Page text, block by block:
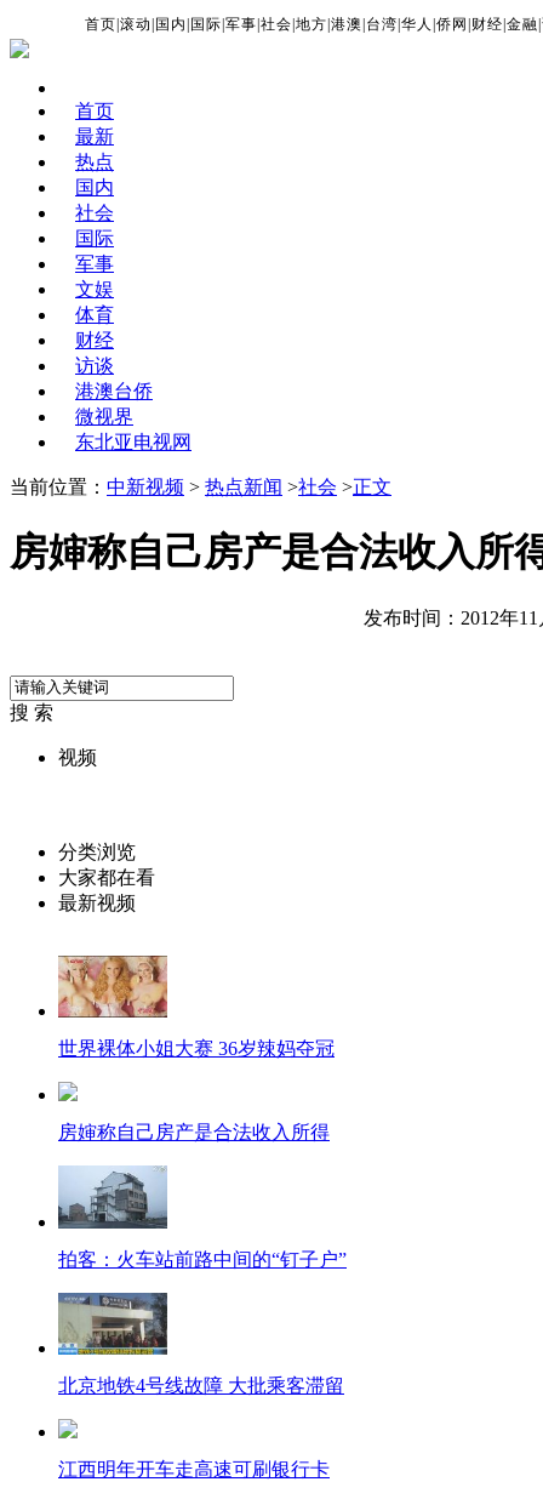
首页 |滚动 国内 国际 |军事 |社会 |地方 |港澳 台湾 |华人 |侨网 财经 |金融 |
首页
最新
热点
国内
社会
国际
军事
文娱
体育
财经
访谈
港澳台侨
微视界
东北亚电视网
当前位置： 中新视频 > 热点新闻 >社会 >正文
房婶称自己房产是合法收入所
发布时间：2012年11
搜 索
视频
分类浏览
大家都在看
最新视频
世界裸体小姐大赛 36岁辣妈夺冠
房婶称自己房产是合法收入所得
拍客：火车站前路中间的“钉子户”
北京地铁4号线故障 大批乘客滞留
江西明年开车走高速可刷银行卡